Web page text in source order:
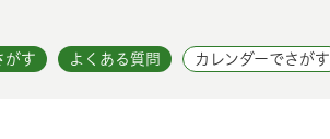
がす よくある質問 カレンダーでさがす